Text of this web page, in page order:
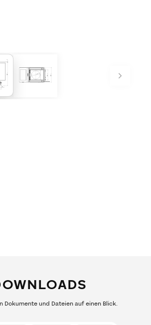
Dokumente und Dateien auf einen Blick.